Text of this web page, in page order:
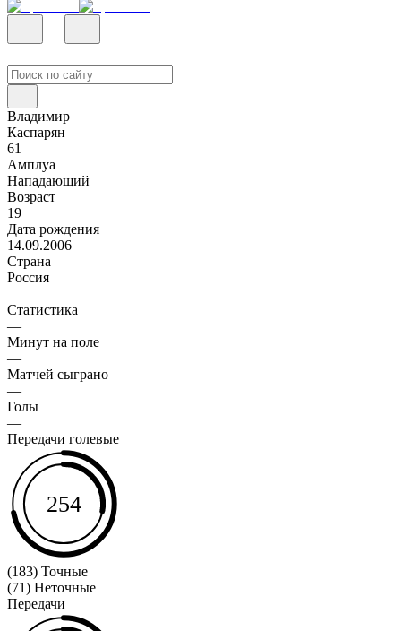
Владимир
Каспарян
61
Амплуа
Нападающий
Возраст
19
Дата рождения
14.09.2006
Страна
Россия
Статистика
—
Минут на поле
—
Матчей сыграно
—
Голы
—
Передачи голевые
254
(183) Точные
(71) Неточные
Передачи